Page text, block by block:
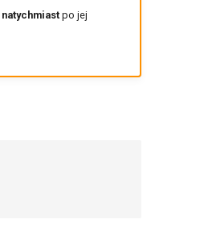
natychmiastpo jej